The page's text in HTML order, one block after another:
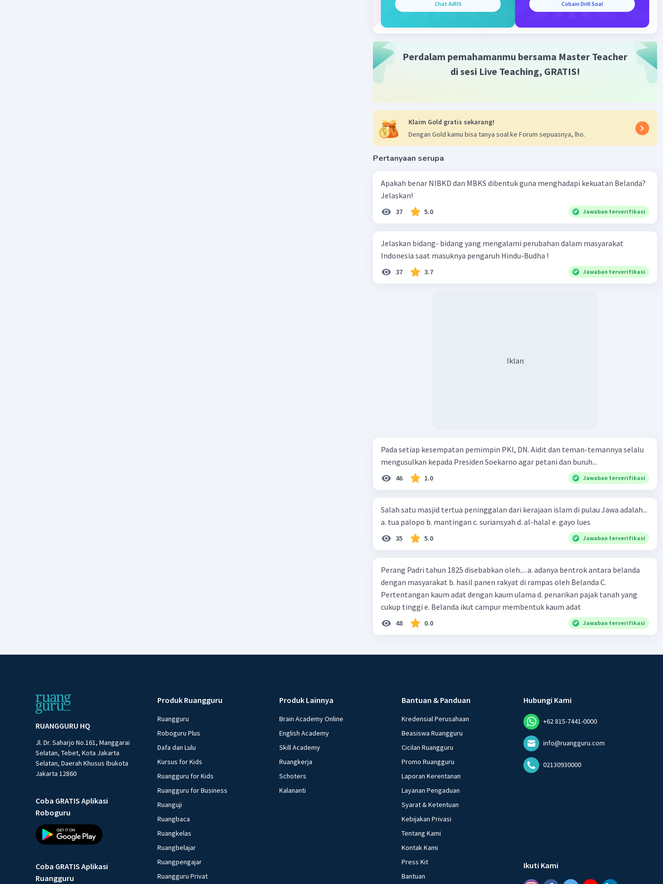
Chat AiRIS Cobain Drill Soal
Perdalam pemahamanmu bersama Master Teacher
di sesi Live Teaching, GRATIS!
Klaim Gold gratis sekarang!
Dengan Gold kamu bisa tanya soal ke Forum sepuasnya, lho.
Pertanyaan serupa
Apakah benar NIBKD dan MBKS dibentuk guna menghadapi kekuatan Belanda?
Jelaskan!
37 5.0 Jawaban terverifikasi
Jelaskan bidang- bidang yang mengalami perubahan dalam masyarakat
Indonesia saat masuknya pengaruh Hindu-Budha !
37 3.7 Jawaban terverifikasi
Iklan
Pada setiap kesempatan pemimpin PKI, DN. Aidit dan teman-temannya selalu
mengusulkan kepada Presiden Soekarno agar petani dan buruh...
46 1.0 Jawaban terverifikasi
Salah satu masjid tertua peninggalan dari kerajaan islam di pulau Jawa adalah...
a. tua palopo b. mantingan c. suriansyah d. al-halal e. gayo lues
35 5.0 Jawaban terverifikasi
Perang Padri tahun 1825 disebabkan oleh.... a. adanya bentrok antara belanda
dengan masyarakat b. hasil panen rakyat di rampas oleh Belanda C.
Pertentangan kaum adat dengan kaum ulama d. penarikan pajak tanah yang
cukup tinggi e. Belanda ikut campur membentuk kaum adat
48 0.0 Jawaban terverifikasi
RUANGGURU HQ
Jl. Dr. Saharjo No.161, Manggarai
Selatan, Tebet, Kota Jakarta
Selatan, Daerah Khusus Ibukota
Jakarta 12860
Coba GRATIS Aplikasi
Roboguru
Coba GRATIS Aplikasi
Ruangguru
Produk Ruangguru
Ruangguru
Roboguru Plus
Dafa dan Lulu
Kursus for Kids
Ruangguru for Kids
Ruangguru for Business
Ruanguji
Ruangbaca
Ruangkelas
Ruangbelajar
Ruangpengajar
Ruangguru Privat
Produk Lainnya
Brain Academy Online
English Academy
Skill Academy
Ruangkerja
Schoters
Kalananti
Bantuan & Panduan
Kredensial Perusahaan
Beasiswa Ruangguru
Cicilan Ruangguru
Promo Ruangguru
Laporan Kerentanan
Layanan Pengaduan
Syarat & Ketentuan
Kebijakan Privasi
Tentang Kami
Kontak Kami
Press Kit
Bantuan
Hubungi Kami
+62 815-7441-0000
info@ruangguru.com
02130930000
Ikuti Kami